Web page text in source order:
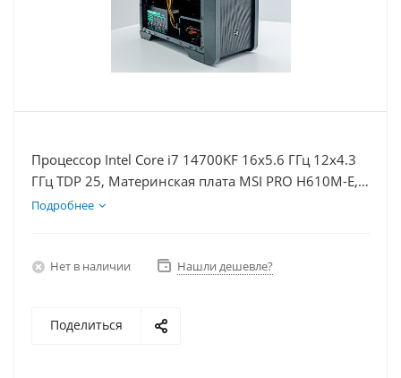
Процессор Intel Core i7 14700KF 16x5.6 ГГц 12x4.3
ГГц TDP 25, Материнская плата MSI PRO H610M-E,
Видеокарта RTX 4070TiS 16Гб, Память DDR4 32Gb,
Подробнее
Нет в наличии Нашли дешевле?
Поделиться